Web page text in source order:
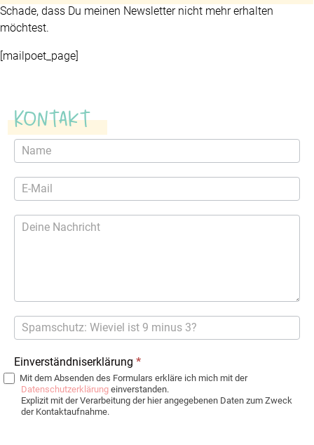
Schade, dass Du meinen Newsletter nicht mehr erhalten
möchtest.
[mailpoet_page]
Kontakt
Kontaktformular
Einverständniserklärung *
Mit dem Absenden des Formulars erkläre ich mich mit der
Datenschutzerklärung einverstanden.
Explizit mit der Verarbeitung der hier angegebenen Daten zum Zweck
der Kontaktaufnahme.